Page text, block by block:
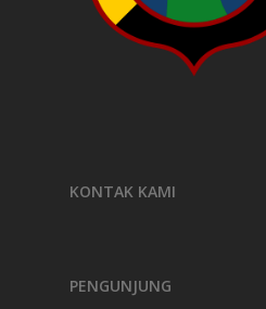
KONTAK KAMI
PENGUNJUNG